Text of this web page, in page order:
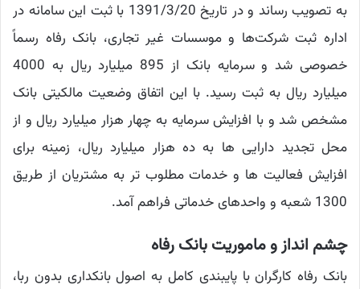
به تصویب رساند و در تاریخ 1391/3/20 با ثبت این سامانه در
اداره ثبت شرکت‌ها و موسسات غیر تجاری، بانک رفاه رسماً
خصوصی شد و سرمایه بانک از 895 میلیارد ریال به 4000
میلیارد ریال به ثبت رسید. با این اتفاق وضعیت مالکیتی بانک
مشخص شد و با افزایش سرمایه به چهار هزار میلیارد ریال و از
محل تجدید دارایی ها به ده هزار میلیارد ریال، زمینه برای
افزایش فعالیت ها و خدمات مطلوب تر به مشتریان از طریق
1300 شعبه و واحدهای خدماتی فراهم آمد.
چشم انداز و ماموریت بانک رفاه
بانک رفاه کارگران با پایبندی کامل به اصول بانکداری بدون ربا،